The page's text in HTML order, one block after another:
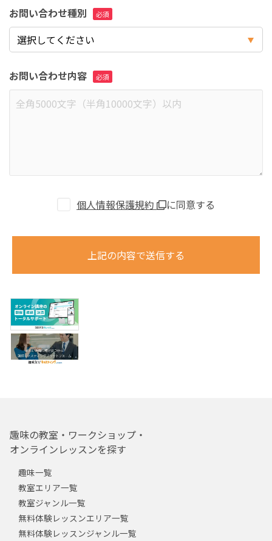
お問い合わせ種別
お問い合わせ内容
個人情報保護規約 に同意する
上記の内容で送信する
趣味の教室・ワークショップ・
オンラインレッスンを探す
趣味一覧
教室エリア一覧
教室ジャンル一覧
無料体験レッスンエリア一覧
無料体験レッスンジャンル一覧